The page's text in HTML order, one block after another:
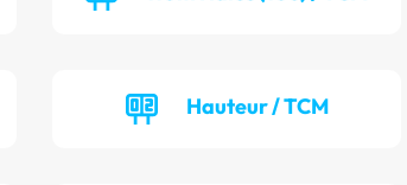
Hauteur / TCM